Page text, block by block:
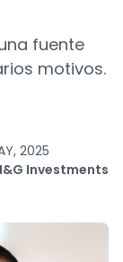
fuente
motivos.
2025
Investments